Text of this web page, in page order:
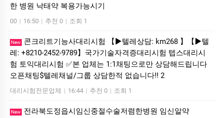
한 병원 낙­태약 복용가능시기
00 | 16:50 | 추천 0 | 조회 1
New
콘크리트기능사대리시험 【▶텔레상담: km268 】【▶텔
레: +8210-2452-9789】국가기술자격증대리시험 텝스대리시
험 토익대리시험 ✅본 업체는 1:1채팅으로만 상담해드립니다
오픈채팅$텔레채널/그룹 상담한적 없습니다!! 2
대리시험전문업체 | 16:44 | 추천 0 | 조회 1
New 전라북도정읍시임신중절수술저렴한병원 임신알약